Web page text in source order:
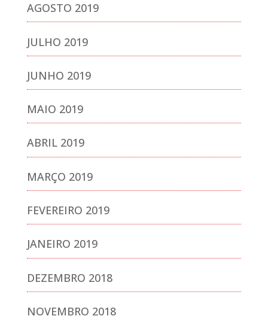
AGOSTO 2019
JULHO 2019
JUNHO 2019
MAIO 2019
ABRIL 2019
MARÇO 2019
FEVEREIRO 2019
JANEIRO 2019
DEZEMBRO 2018
NOVEMBRO 2018